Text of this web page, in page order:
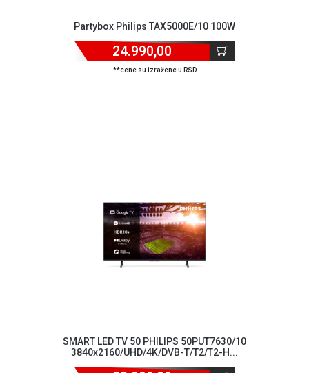
Partybox Philips TAX5000E/10 100W
24.990,00
**cene su izražene u RSD
SMART LED TV 50 PHILIPS 50PUT7630/10
3840x2160/UHD/4K/DVB-T/T2/T2-H...